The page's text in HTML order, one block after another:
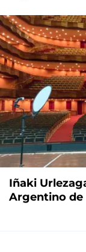
Iñaki
Argentino de